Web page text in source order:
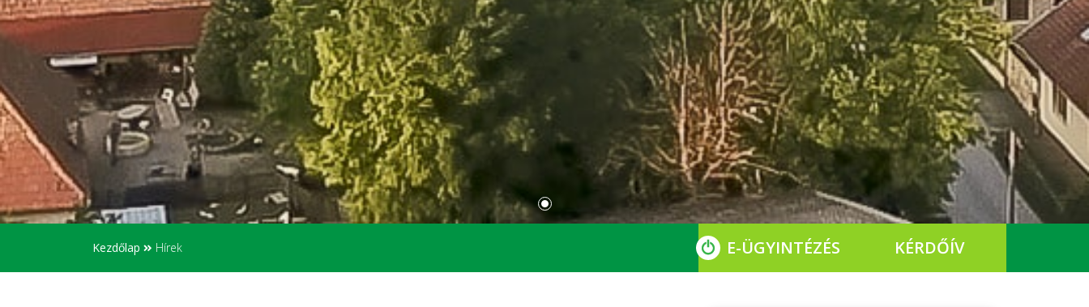
Kezdőlap Hírek E-ÜGYINTÉZÉS KÉRDŐÍV